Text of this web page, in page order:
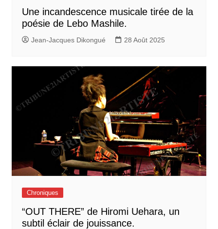
Une incandescence musicale tirée de la
poésie de Lebo Mashile.
Jean-Jacques Dikongué 28 Août 2025
Chroniques
“OUT THERE” de Hiromi Uehara, un
subtil éclair de jouissance.